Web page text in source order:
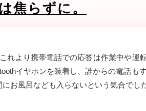
焦らずに。
れより携帯電話での応答は作業中や
イヤホンを装着し、誰からの電話
お風呂なども入らないという気合でし